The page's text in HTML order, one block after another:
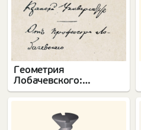
Геометрия
Лобачевского:
200 лет первого